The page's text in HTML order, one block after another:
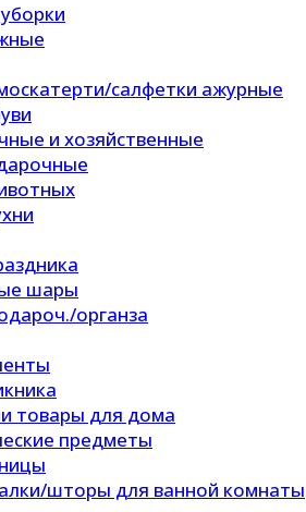
салфетки ажурные
и хозяйственные
шары
органза
товары для дома
предметы
шторы для ванной комнаты